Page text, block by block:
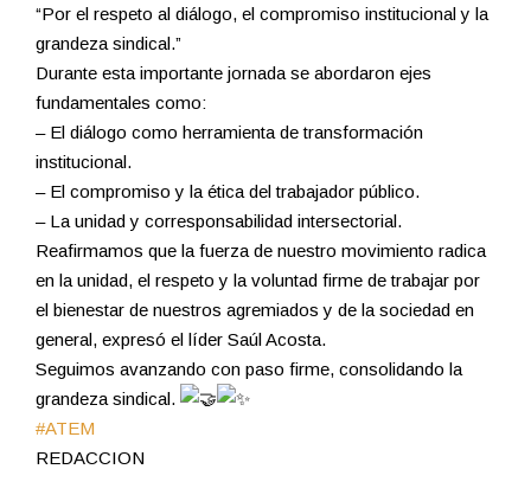
“Por el respeto al diálogo, el compromiso institucional y la
grandeza sindical.”
Durante esta importante jornada se abordaron ejes
fundamentales como:
– El diálogo como herramienta de transformación
institucional.
– El compromiso y la ética del trabajador público.
– La unidad y corresponsabilidad intersectorial.
Reafirmamos que la fuerza de nuestro movimiento radica
en la unidad, el respeto y la voluntad firme de trabajar por
el bienestar de nuestros agremiados y de la sociedad en
general, expresó el líder Saúl Acosta.
Seguimos avanzando con paso firme, consolidando la
grandeza sindical.
#ATEM
REDACCION